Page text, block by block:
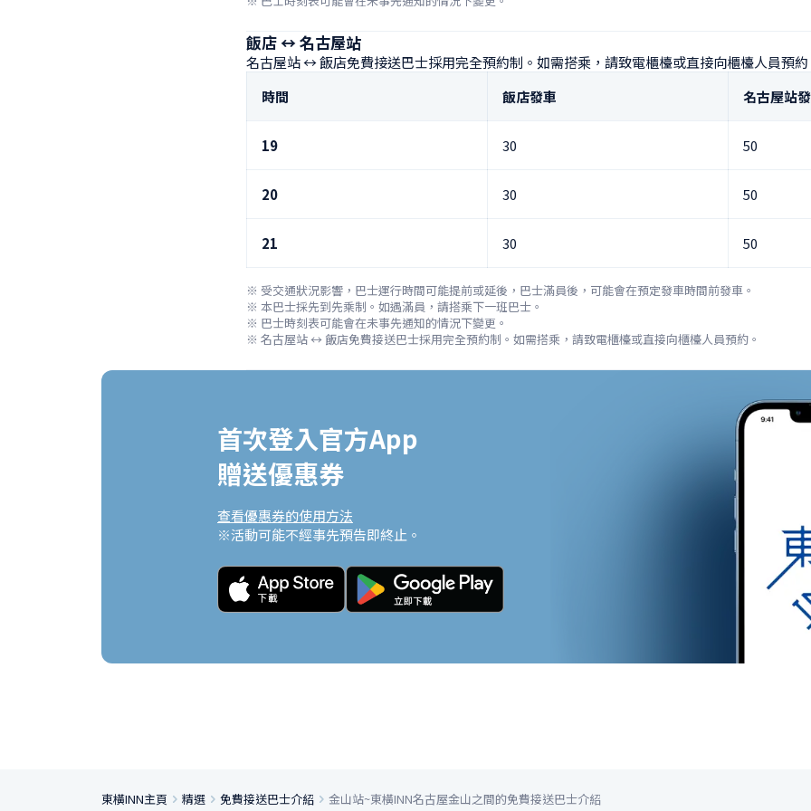
飯店 ↔ 名古屋站
名古屋站 ↔ 飯店免費接送巴士採用完全預約制。如需搭乘，請致電櫃檯或直接向櫃檯人員預
時間
飯店發車 名古屋站
19 30 50
20 30 50
21 30 50
※ 受交通狀況影響，巴士運行時間可能提前或延後，巴士滿員後，可能會在預定發車時間前發車。
※ 本巴士採先到先乘制。如遇滿員，請搭乘下一班巴士。
※ 巴士時刻表可能會在未事先通知的情況下變更。
※ 名古屋站 ↔ 飯店免費接送巴士採用完全預約制。如需搭乘，請致電櫃檯或直接向櫃檯人員預約。
首次登入官方App
贈送優惠券
查看優惠券的使用方法
※活動可能不經事先預告即終止。
東橫INN主頁 精選 免費接送巴士介紹 金山站~東橫INN名古屋金山之間的免費接送巴士介紹